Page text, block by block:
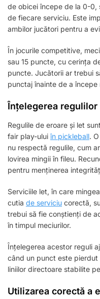
de obicei începe de la 0-0,
de fiecare serviciu. Este
ambilor jucători pentru a
În jocurile competitive,
sau 15 puncte, cu cerința
puncte. Jucătorii ar trebui
punctaj înainte de a
Înțelegerea
Regulile de eroare și let
fair play-ului în pickleball.
nu respectă regulile, cum
lovirea mingii în fileu.
pentru menținerea
Serviciile let, în care
cutia de serviciu corectă,
trebui să fie conștienți de
în timpul meciurilor.
Înțelegerea acestor reguli
când un punct este
liniilor directoare stabilite
Utilizarea corectă a